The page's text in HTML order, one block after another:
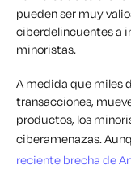
pueden ser muy
ciberdelincuentes a
minoristas.
A medida que miles
transacciones,
productos, los
ciberamenazas.
reciente brecha de